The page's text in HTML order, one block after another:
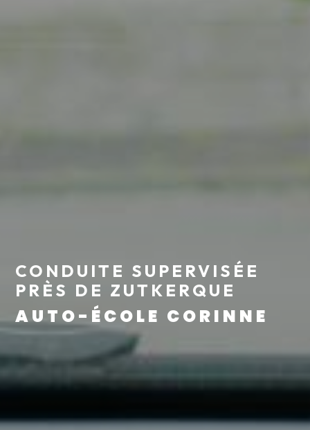
CONDUITE SUPERVISÉE
PRÈS DE ZUTKERQUE
AUTO-ÉCOLE CORINNE